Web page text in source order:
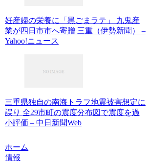
妊産婦の栄養に「黒ごまラテ」 九鬼産
業が四日市市へ寄贈 三重（伊勢新聞） –
Yahoo!ニュース
三重県独自の南海トラフ地震被害想定に
誤り 全29市町の震度分布図で震度を過
小評価 – 中日新聞Web
ホーム
情報